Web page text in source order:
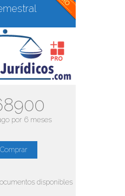
por 6 meses
Comprar
disponibles